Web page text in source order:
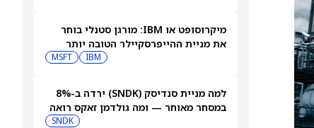
מיקרוסופט או IBM: מורגן סטנלי בוחר
את מניית ההייפרסקיילר הטובה יותר
IBM
MSFT
למה מניית סנדיסק (SNDK) ירדה ב-8%
במסחר מאוחר — ומה גולדמן זאקס רואה
SNDK